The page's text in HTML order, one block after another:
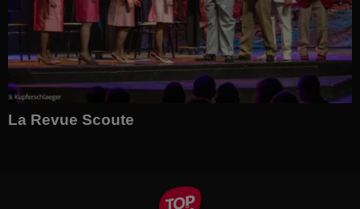
La Revue Scoute